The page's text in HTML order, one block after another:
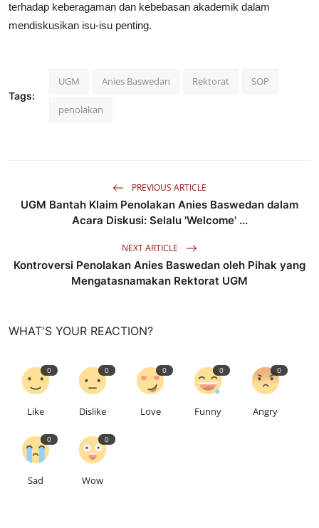
terhadap keberagaman dan kebebasan akademik dalam
mendiskusikan isu-isu penting.
Tags:
UGM Anies Baswedan Rektorat SOP
penolakan
PREVIOUS ARTICLE
UGM Bantah Klaim Penolakan Anies Baswedan dalam
Acara Diskusi: Selalu 'Welcome' ...
NEXT ARTICLE
Kontroversi Penolakan Anies Baswedan oleh Pihak yang
Mengatasnamakan Rektorat UGM
WHAT'S YOUR REACTION?
0
Like
0
Dislike
0
Love
0
Funny
0
Angry
0
Sad
0
Wow